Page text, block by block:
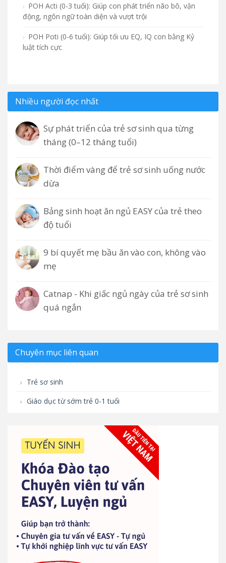
POH Acti (0-3 tuổi): Giúp con phát triển não bô, vận
động, ngôn ngữ toàn diện và vượt trội
POH Poti (0-6 tuổi): Giúp tối ưu EQ, IQ con bằng Kỷ
luật tích cực
Nhiều người đọc nhất
Sự phát triển của trẻ sơ sinh qua từng
tháng (0–12 tháng tuổi)
Thời điểm vàng để trẻ sơ sinh uống nước
dừa
Bảng sinh hoạt ăn ngủ EASY của trẻ theo
độ tuổi
9 bí quyết mẹ bầu ăn vào con, không vào
mẹ
Catnap - Khi giấc ngủ ngày của trẻ sơ sinh
quá ngắn
Chuyên mục liên quan
Trẻ sơ sinh
Giáo dục từ sớm trẻ 0-1 tuổi